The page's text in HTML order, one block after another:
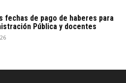
fechas de pago de haberes para
Pública y docentes